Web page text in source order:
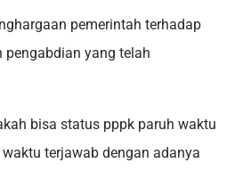
pemerintah terhadap
pengabdian yang telah
bisa status pppk paruh waktu
terjawab dengan adanya